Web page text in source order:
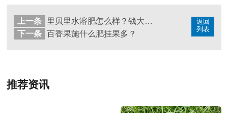
返回
列表
上一条
里贝里水溶肥怎么样？钱大哥反馈案例来了
下一条
百香果施什么肥挂果多？
推荐资讯